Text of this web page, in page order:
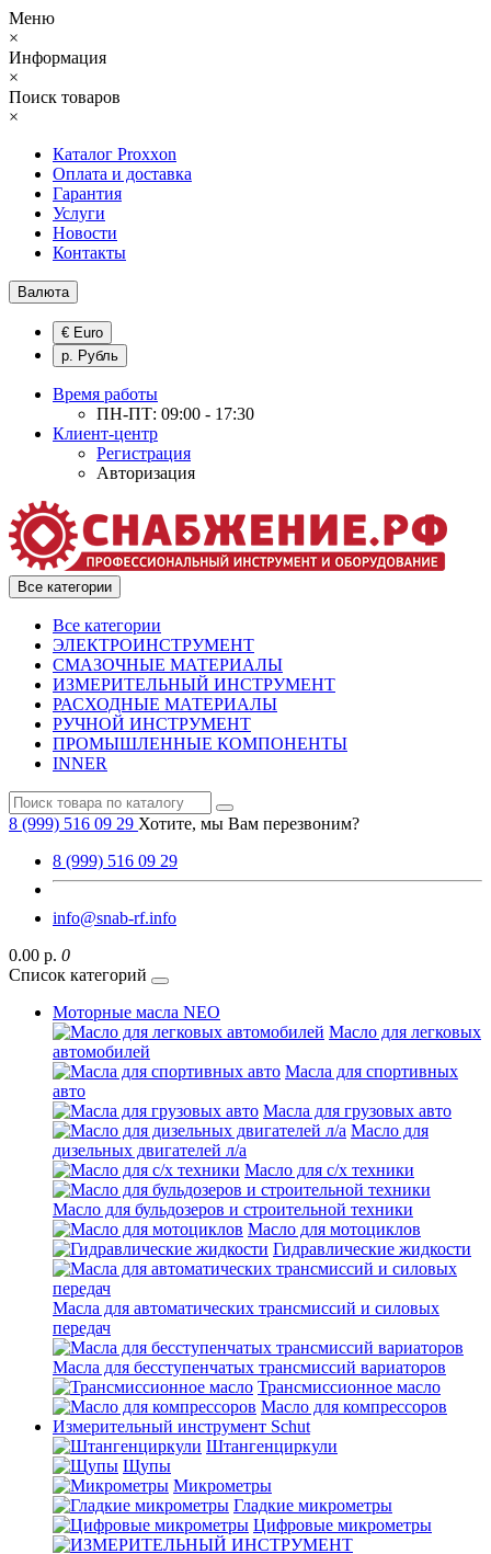
Меню
×
Информация
×
Поиск товаров
×
Каталог Proxxon
Оплата и доставка
Гарантия
Услуги
Новости
Контакты
Валюта
€ Euro
р. Рубль
Время работы
ПН-ПТ: 09:00 - 17:30
Клиент-центр
Регистрация
Авторизация
Все категории
Все категории
ЭЛЕКТРОИНСТРУМЕНТ
СМАЗОЧНЫЕ МАТЕРИАЛЫ
ИЗМЕРИТЕЛЬНЫЙ ИНСТРУМЕНТ
РАСХОДНЫЕ МАТЕРИАЛЫ
РУЧНОЙ ИНСТРУМЕНТ
ПРОМЫШЛЕННЫЕ КОМПОНЕНТЫ
INNER
8 (999) 516 09 29 Хотите, мы Вам перезвоним?
8 (999) 516 09 29
info@snab-rf.info
0.00 р. 0
Список категорий
Моторные масла NEO
Масло для легковых
автомобилей
Масла для спортивных
авто
Масла для грузовых авто
Масло для
дизельных двигателей л/а
Масло для с/х техники
Масло для бульдозеров и строительной техники
Масло для мотоциклов
Гидравлические жидкости
Масла для автоматических трансмиссий и силовых
передач
Масла для бесступенчатых трансмиссий вариаторов
Трансмиссионное масло
Масло для компрессоров
Измерительный инструмент Schut
Штангенциркули
Щупы
Микрометры
Гладкие микрометры
Цифровые микрометры